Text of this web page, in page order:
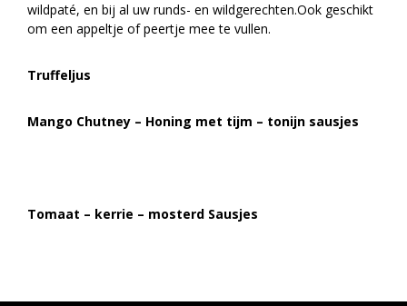
wildpaté, en bij al uw runds- en wildgerechten.Ook geschikt
om een appeltje of peertje mee te vullen.
Truffeljus
Mango Chutney – Honing met tijm – tonijn sausjes
Tomaat – kerrie – mosterd Sausjes